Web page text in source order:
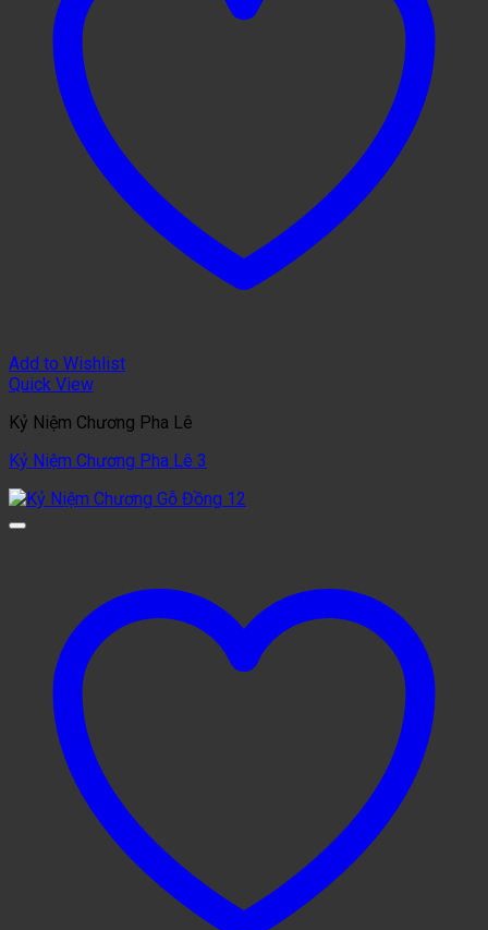
Add to Wishlist
Quick View
Kỷ Niệm Chương Pha Lê
Kỷ Niệm Chương Pha Lê 3